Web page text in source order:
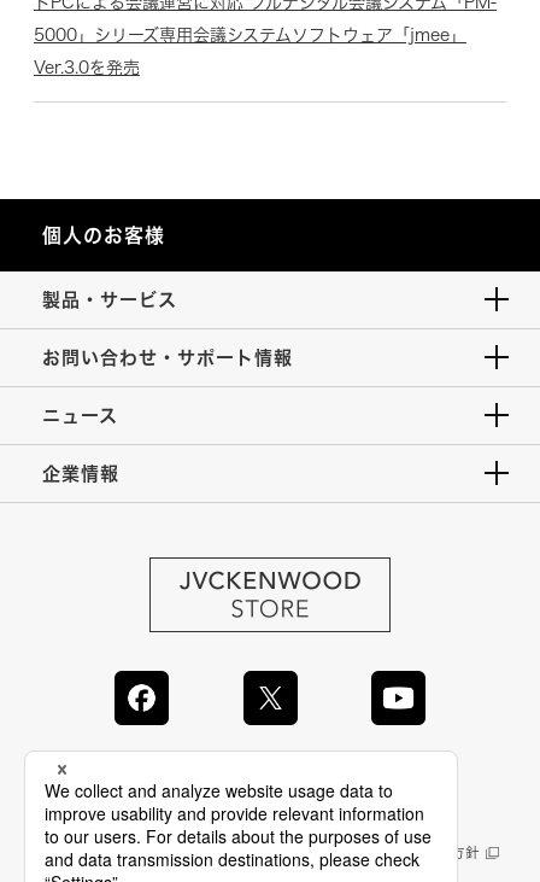
5000」シリーズ専用会議システムソフトウェア「jmee」
Ver.3.0を発売
個人のお客様
製品・サービス
お問い合わせ・サポート情報
ニュース
企業情報
JVC Global
情報セキュリティ基本方針 製品安全に関する基本方針